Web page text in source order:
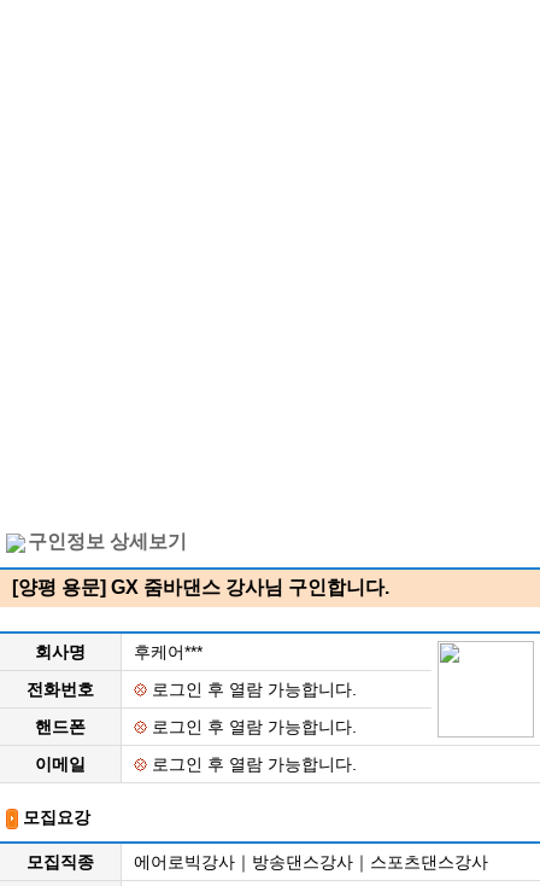
구인정보 상세보기
[양평 용문] GX 줌바댄스 강사님 구인합니다.
회사명
후케어***
전화번호
로그인 후 열람 가능합니다.
핸드폰
로그인 후 열람 가능합니다.
이메일
로그인 후 열람 가능합니다.
모집요강
모집직종
에어로빅강사｜방송댄스강사｜스포츠댄스강사